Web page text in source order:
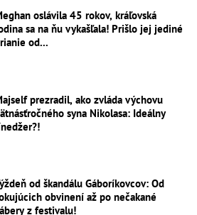
oslávila 45 rokov, kráľovská
sa na ňu vykašľala! Prišlo jej jediné
od...
prezradil, ako zvláda výchovu
syna Nikolasa: Ideálny
od škandálu Gáboríkovcov: Od
obvinení až po nečakané
z festivalu!